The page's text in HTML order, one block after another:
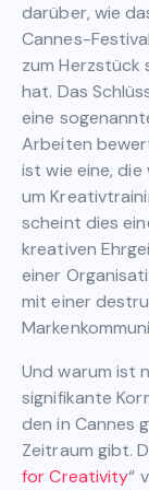
darüber, wie
Cannes-
zum Herzstück
hat. Das
eine
Arbeiten
ist wie eine,
um
scheint dies
kreativen
einer
mit einer
Und warum ist
signifikante
den in Cannes
Zeitraum gibt.
for Creativity“